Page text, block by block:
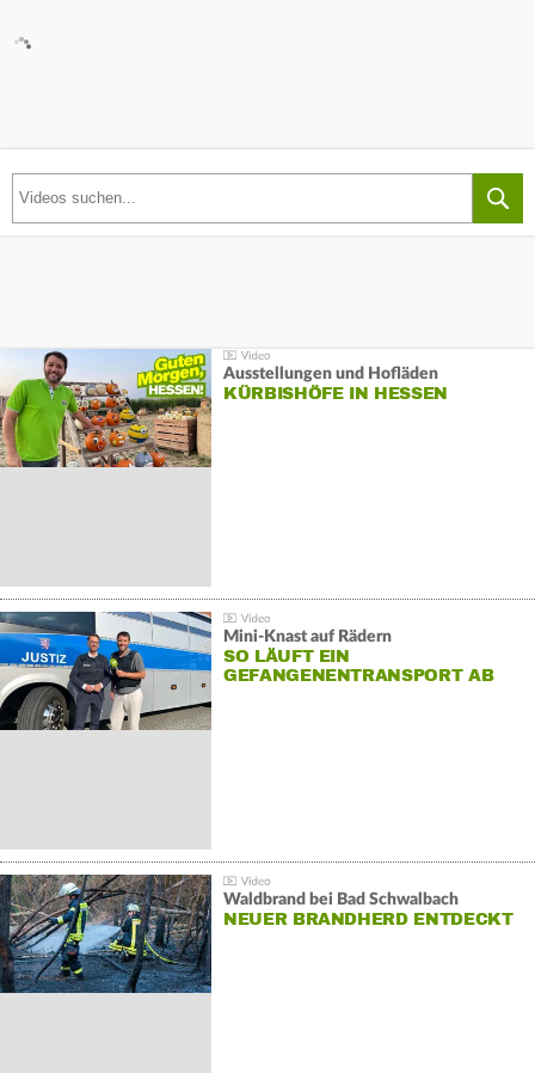
Ausstellungen und Hofläden
KÜRBISHÖFE IN HESSEN
Mini-Knast auf Rädern
SO LÄUFT EIN
GEFANGENENTRANSPORT AB
Waldbrand bei Bad Schwalbach
NEUER BRANDHERD ENTDECKT